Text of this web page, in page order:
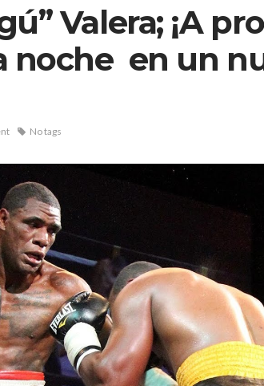
Valera; ¡A
noche en un
No tags